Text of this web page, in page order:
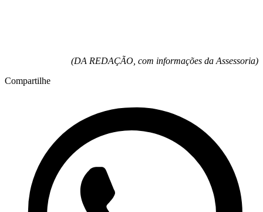
(DA REDAÇÃO, com informações da Assessoria)
Compartilhe